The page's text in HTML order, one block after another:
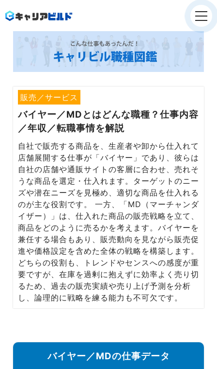
販売／サービス
バイヤー／MD とはどんな職種？仕事内容
／年収／転職事情を解説
自社で販売する商品を、生産者や卸から仕入れて
店舗展開する仕事が「バイヤー」であり、彼らは
自社の店舗や通販サイトの客層に合わせ、売れそ
うな商品を選定・仕入れます。ターゲットのニー
ズや潜在ニーズを見極め、適切な商品を仕入れる
のが主な役割です。 一方、「MD（マーチャンダ
イザー）」は、仕入れた商品の販売戦略を立て、
商品をどのように売るかを考えます。バイヤーを
兼任する場合もあり、販売動向を見ながら販売促
進や価格設定を含めた全体の戦略を構築します。
どちらの役割も、トレンドやセンスへの感度が重
要ですが、在庫を過剰に抱えずに効率よく売り切
るため、過去の販売実績や売り上げ予測を分析
し、論理的に戦略を練る能力も不可欠です。
バイヤー／MDの仕事データ
Company
就職/転職支援
Service
採用支援
Recruit
採用情報
News
お知らせ
Media
転職メディア